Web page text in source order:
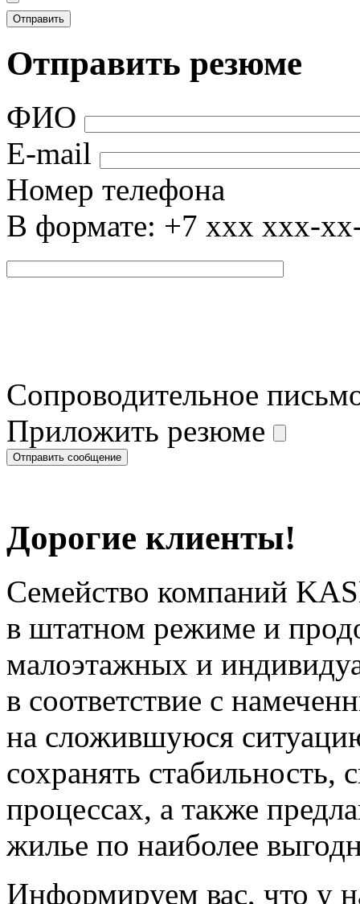
Отправить резюме
ФИО
E-mail
Номер телефона
В формате: +7 xxx xxx-
Сопроводительное
Приложить резюме
Дорогие клиенты!
Семейство компаний
в штатном режиме и
малоэтажных и
в соответствие с
на сложившуюся
сохранять стабильность,
процессах, а также
жилье по наиболее
Информируем вас, что у